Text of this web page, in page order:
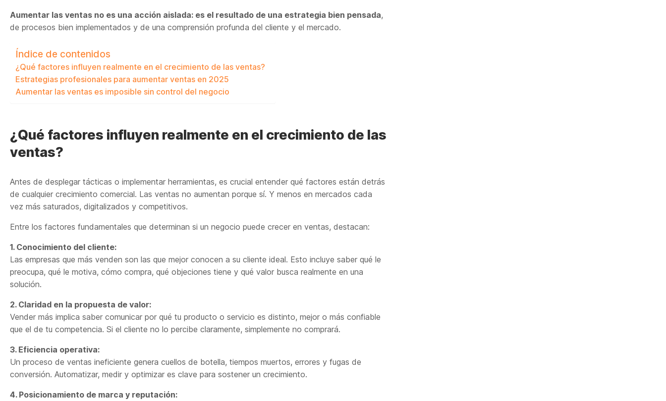
Aumentar las ventas no es una acción aislada: es el resultado de una estrategia bien pensada,
de procesos bien implementados y de una comprensión profunda del cliente y el mercado.
Índice de contenidos
¿Qué factores influyen realmente en el crecimiento de las ventas?
Estrategias profesionales para aumentar ventas en 2025
Aumentar las ventas es imposible sin control del negocio
¿Qué factores influyen realmente en el crecimiento de las
ventas?
Antes de desplegar tácticas o implementar herramientas, es crucial entender qué factores están detrás
de cualquier crecimiento comercial. Las ventas no aumentan porque sí. Y menos en mercados cada
vez más saturados, digitalizados y competitivos.
Entre los factores fundamentales que determinan si un negocio puede crecer en ventas, destacan:
1. Conocimiento del cliente:
Las empresas que más venden son las que mejor conocen a su cliente ideal. Esto incluye saber qué le
preocupa, qué le motiva, cómo compra, qué objeciones tiene y qué valor busca realmente en una
solución.
2. Claridad en la propuesta de valor:
Vender más implica saber comunicar por qué tu producto o servicio es distinto, mejor o más confiable
que el de tu competencia. Si el cliente no lo percibe claramente, simplemente no comprará.
3. Eficiencia operativa:
Un proceso de ventas ineficiente genera cuellos de botella, tiempos muertos, errores y fugas de
conversión. Automatizar, medir y optimizar es clave para sostener un crecimiento.
4. Posicionamiento de marca y reputación: